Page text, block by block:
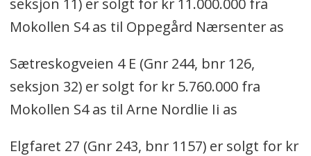
Mokollen S4 as til Oppegård Nærsenter as
Sætreskogveien 4 E (Gnr 244, bnr 126,
seksjon 32) er solgt for kr 5.760.000 fra
Mokollen S4 as til Arne Nordlie Ii as
Elgfaret 27 (Gnr 243, bnr 1157) er solgt for kr